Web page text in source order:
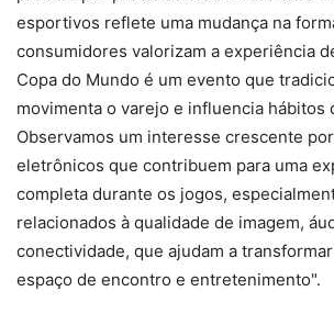
esportivos reflete uma mudança na
consumidores valorizam a experiência
Copa do Mundo é um evento que
movimenta o varejo e influencia hábitos
Observamos um interesse crescente
eletrônicos que contribuem para uma
completa durante os jogos,
relacionados à qualidade de imagem,
conectividade, que ajudam a
espaço de encontro e entretenimento".